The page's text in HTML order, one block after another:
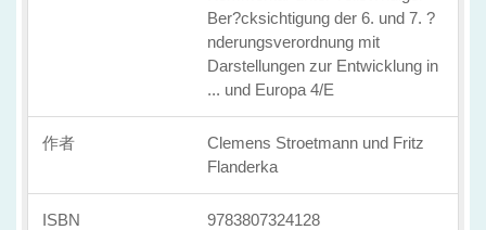
Ber?cksichtigung der 6. und 7. ?
nderungsverordnung mit
Darstellungen zur Entwicklung in
... und Europa 4/E
Clemens Stroetmann und Fritz
Flanderka
9783807324128